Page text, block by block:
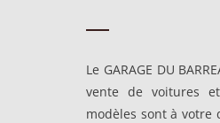
Le GARAGE DU
vente de voitures
modèles sont à